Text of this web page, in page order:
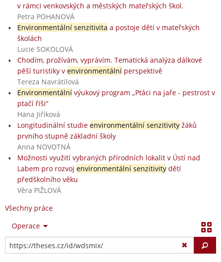
v rámci venkovských a městských mateřských škol.
Petra POHANOVÁ
Environmentální senzitivita a postoje dětí v mateřských
školách
Lucie SOKOLOVÁ
Chodím, prožívám, vyprávím. Tematická analýza dálkové
pěší turistiky v environmentálníperspektivě
Tereza Navrátilová
Environmentálnívýukový program „Ptáci na jaře - pestrost v
ptačí říši“
Hana Jiříková
Longitudinální studie environmentální senzitivityžáků
prvního stupně základní školy
Anna NOVOTNÁ
Možnosti využití vybraných přírodních lokalit v Ústí nad
Labem pro rozvoj environmentální senzitivitydětí
předškolního věku
Věra PIŽLOVÁ
Všechny práce
Operace